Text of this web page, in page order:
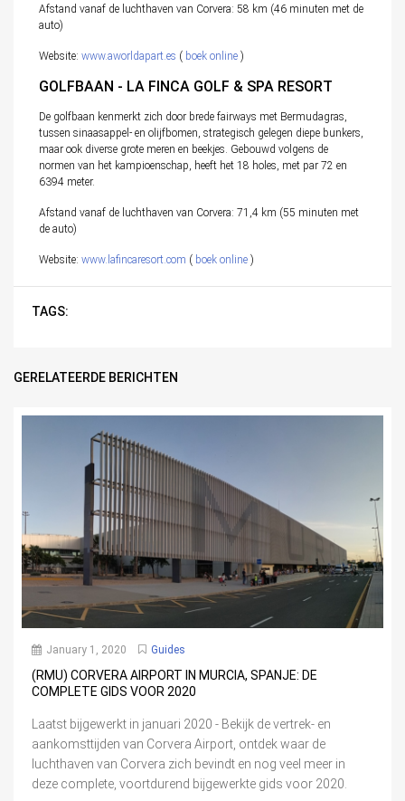
Afstand vanaf de luchthaven van Corvera: 58 km (46 minuten met de
auto)
Website: www.aworldapart.es ( boek online )
GOLFBAAN - LA FINCA GOLF & SPA RESORT
De golfbaan kenmerkt zich door brede fairways met Bermudagras,
tussen sinaasappel- en olijfbomen, strategisch gelegen diepe bunkers,
maar ook diverse grote meren en beekjes. Gebouwd volgens de
normen van het kampioenschap, heeft het 18 holes, met par 72 en
6394 meter.
Afstand vanaf de luchthaven van Corvera: 71,4 km (55 minuten met
de auto)
Website: www.lafincaresort.com ( boek online )
TAGS:
GERELATEERDE BERICHTEN
January 1, 2020 Guides
(RMU) CORVERA AIRPORT IN MURCIA, SPANJE: DE
COMPLETE GIDS VOOR 2020
Laatst bijgewerkt in januari 2020 - Bekijk de vertrek- en
aankomsttijden van Corvera Airport, ontdek waar de
luchthaven van Corvera zich bevindt en nog veel meer in
deze complete, voortdurend bijgewerkte gids voor 2020.